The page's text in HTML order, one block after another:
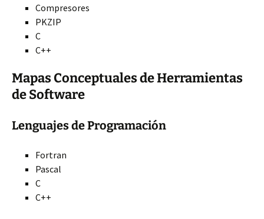
Compresores
PKZIP
C
C++
Mapas Conceptuales de Herramientas
de Software
Lenguajes de Programación
Fortran
Pascal
C
C++